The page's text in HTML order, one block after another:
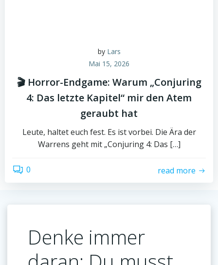
by Lars
Mai 15, 2026
🎬 Horror-Endgame: Warum „Conjuring
4: Das letzte Kapitel“ mir den Atem
geraubt hat
Leute, haltet euch fest. Es ist vorbei. Die Ära der
Warrens geht mit „Conjuring 4: Das […]
0 read more
Denke immer